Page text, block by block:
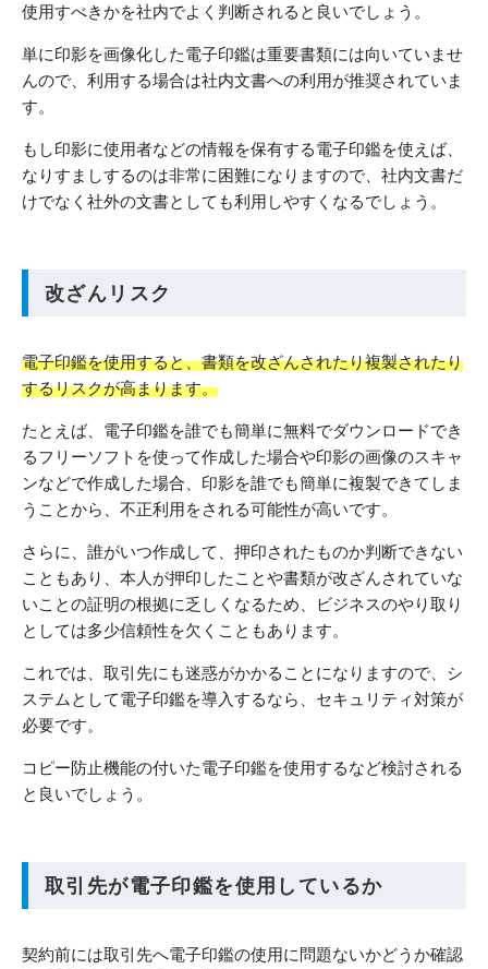
使用すべきかを社内でよく判断されると良いでしょう。
単に印影を画像化した電子印鑑は重要書類には向いていませ
んので、利用する場合は社内文書への利用が推奨されていま
す。
もし印影に使用者などの情報を保有する電子印鑑を使えば、
なりすましするのは非常に困難になりますので、社内文書だ
けでなく社外の文書としても利用しやすくなるでしょう。
改ざんリスク
電子印鑑を使用すると、書類を改ざんされたり複製されたり
するリスクが高まります。
たとえば、電子印鑑を誰でも簡単に無料でダウンロードでき
るフリーソフトを使って作成した場合や印影の画像のスキャ
ンなどで作成した場合、印影を誰でも簡単に複製できてしま
うことから、不正利用をされる可能性が高いです。
さらに、誰がいつ作成して、押印されたものか判断できない
こともあり、本人が押印したことや書類が改ざんされていな
いことの証明の根拠に乏しくなるため、ビジネスのやり取り
としては多少信頼性を欠くこともあります。
これでは、取引先にも迷惑がかかることになりますので、シ
ステムとして電子印鑑を導入するなら、セキュリティ対策が
必要です。
コピー防止機能の付いた電子印鑑を使用するなど検討される
と良いでしょう。
取引先が電子印鑑を使用しているか
契約前には取引先へ電子印鑑の使用に問題ないかどうか確認